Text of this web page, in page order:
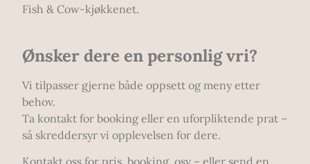
Fish & Cow-kjøkkenet.
Ønsker dere en personlig vri?
Vi tilpasser gjerne både oppsett og meny etter
behov.
Ta kontakt for booking eller en uforpliktende prat –
så skreddersyr vi opplevelsen for dere.